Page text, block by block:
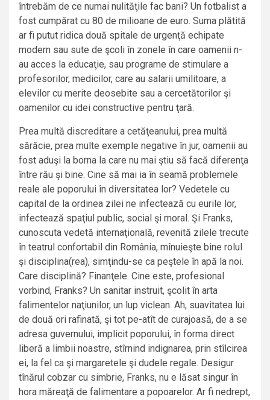
întrebăm de ce numai nulităţile fac bani? Un fotbalist a
fost cumpărat cu 80 de milioane de euro. Suma plătită
ar fi putut ridica două spitale de urgenţă echipate
modern sau sute de şcoli în zonele în care oamenii n-
au acces la educaţie, sau programe de stimulare a
profesorilor, medicilor, care au salarii umilitoare, a
elevilor cu merite deosebite sau a cercetătorilor şi
oamenilor cu idei constructive pentru ţară.
Prea multă discreditare a cetăţeanului, prea multă
sărăcie, prea multe exemple negative în jur, oamenii au
fost aduşi la borna la care nu mai ştiu să facă diferenţa
între rău şi bine. Cine să mai ia în seamă problemele
reale ale poporului în diversitatea lor? Vedetele cu
capital de la ordinea zilei ne infectează cu eurile lor,
infectează spaţiul public, social şi moral. Şi Franks,
cunoscuta vedetă internaţională, revenită zilele trecute
în teatrul confortabil din România, mînuieşte bine rolul
şi disciplina(rea), simţindu-se ca peştele în apă la noi.
Care disciplină? Finanţele. Cine este, profesional
vorbind, Franks? Un sanitar instruit, şcolit în arta
falimentelor naţiunilor, un lup viclean. Ah, suavitatea lui
de două ori rafinată, şi tot pe-atît de curajoasă, de a se
adresa guvernului, implicit poporului, în forma direct
liberă a limbii noastre, stîrnind indignarea, prin stîlcirea
ei, la fel ca şi margaretele şi dudele regale. Desigur
tînărul cobzar cu simbrie, Franks, nu e lăsat singur în
hora măreaţă de falimentare a popoarelor. Ar fi nedrept,